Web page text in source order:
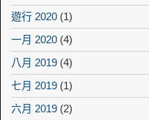
遊行 2020 (1)
一月 2020 (4)
八月 2019 (4)
七月 2019 (1)
六月 2019 (2)